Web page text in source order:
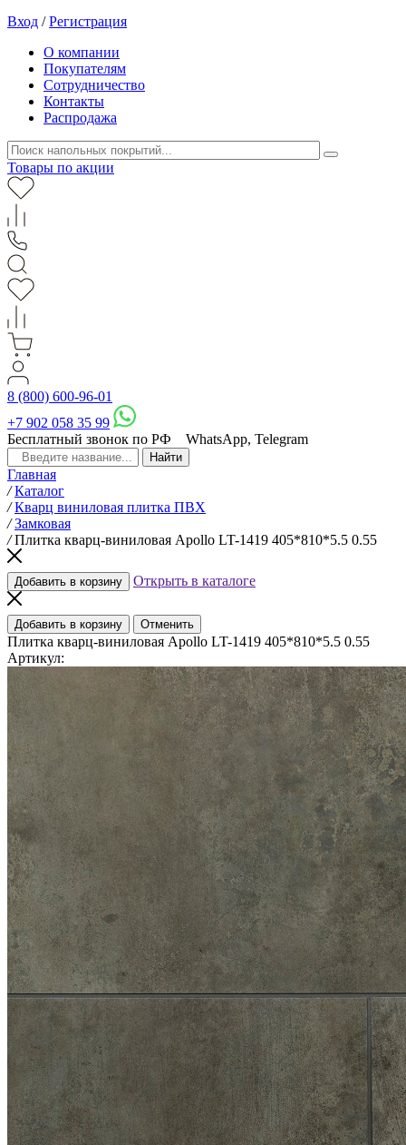
Вход /Регистрация
О компании
Покупателям
Сотрудничество
Контакты
Распродажа
Товары по акции
8 (800) 600-96-01
+7 902 058 35 99
Бесплатный звонок по РФ
WhatsApp, Telegram
Главная
/ Каталог
/ Кварц виниловая плитка ПВХ
/ Замковая
/ Плитка кварц-виниловая Apollo LT-1419 405*810*5.5 0.55
Добавить в корзину Открыть в каталоге
Добавить в корзину Отменить
Плитка кварц-виниловая Apollo LT-1419 405*810*5.5 0.55
Артикул: